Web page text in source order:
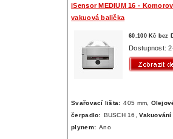
iSensor MEDIUM 16 -
vakuová balička
60.100 Kč bez
Dostupnost:
Svařovací lišta: 405 mm,
čerpadlo: BUSCH 16,
plynem: Ano